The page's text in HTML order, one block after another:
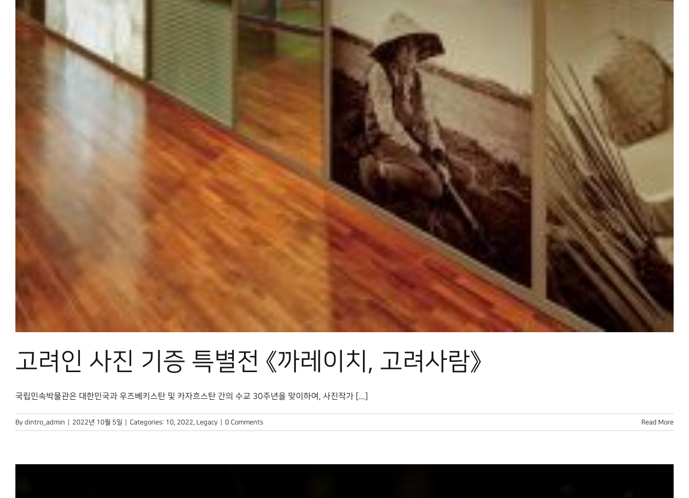
고려인 사진 기증 특별전 《까레이치, 고려사람》
국립민속박물관은 대한민국과 우즈베키스탄 및 카자흐스탄 간의 수교 30주년을 맞이하여, 사진작가 [...]
By dintro_admin 2022년 10월 5일 Categories: 10, 2022, Legacy 0 Comments Read More